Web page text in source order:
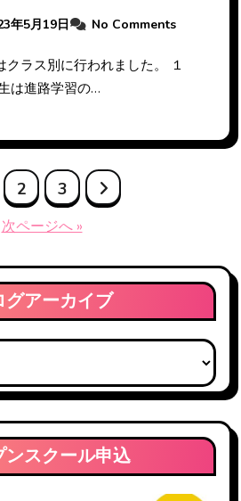
年5月19日 No Comments
は進路学習の…
2 3
次ページへ »
グアーカイブ
ンスクール申込